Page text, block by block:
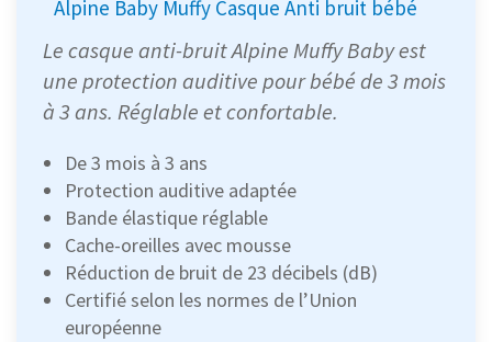
Alpine Baby Muffy Casque Anti bruit bébé
Le casque anti-bruit Alpine Muffy Baby est
une protection auditive pour bébé de 3 mois
à 3 ans. Réglable et confortable.
De 3 mois à 3 ans
Protection auditive adaptée
Bande élastique réglable
Cache-oreilles avec mousse
Réduction de bruit de 23 décibels (dB)
Certifié selon les normes de l’Union
européenne